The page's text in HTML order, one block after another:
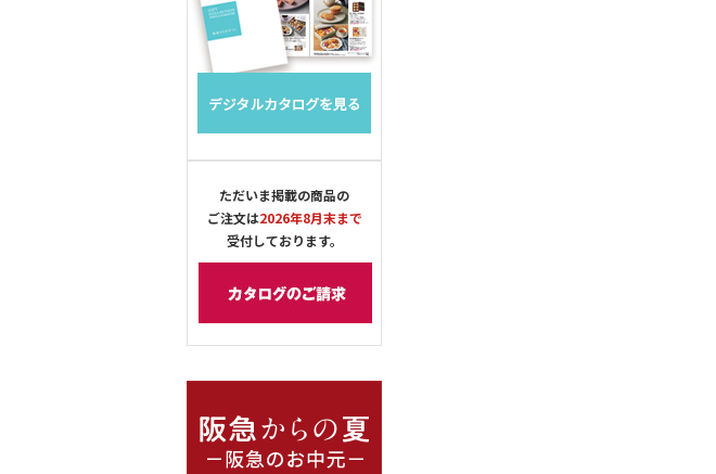
ただいま掲載の商品の
ご注文は2026年8月末まで
受付しております。